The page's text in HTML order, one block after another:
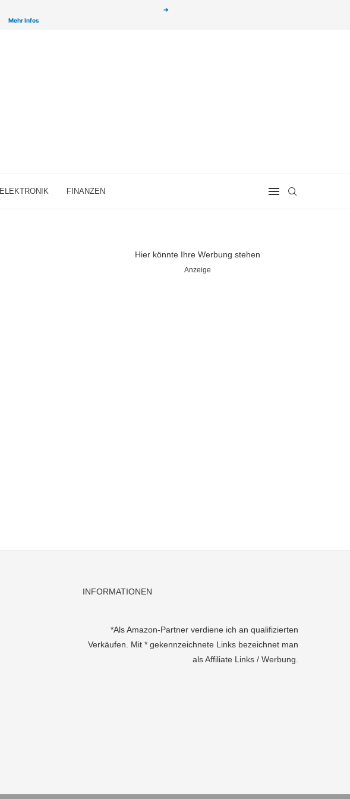
➔
Mehr Infos
ELEKTRONIK FINANZEN
Hier könnte Ihre Werbung stehen
Anzeige
INFORMATIONEN
*Als Amazon-Partner verdiene ich an qualifizierten
Verkäufen. Mit * gekennzeichnete Links bezeichnet man
als Affiliate Links / Werbung.